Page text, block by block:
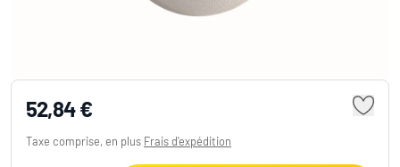
52,84 €
Taxe comprise, en plus Frais d'expédition